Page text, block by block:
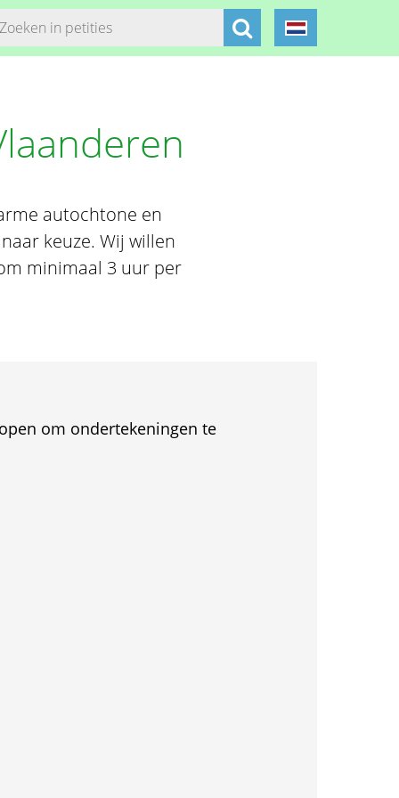
autochtone en
keuze. Wij willen
minimaal 3 uur per
om ondertekeningen te